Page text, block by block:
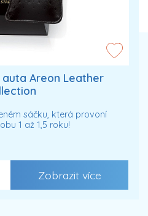
auta Areon Leather
sáčku, která provoní
1 až 1,5 roku!
Zobrazit více